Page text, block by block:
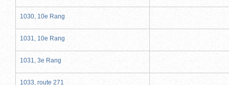
1030, 10e Rang
1031, 10e Rang
1031, 3e Rang
1033, route 271